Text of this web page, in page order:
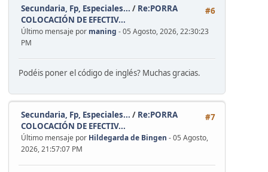
#6
Secundaria, Fp, Especiales... / Re:PORRA
COLOCACIÓN DE EFECTIV...
Último mensaje por maning - 05 Agosto, 2026, 22:30:23
PM
Podéis poner el código de inglés? Muchas gracias.
#7
Secundaria, Fp, Especiales... / Re:PORRA
COLOCACIÓN DE EFECTIV...
Último mensaje por Hildegarda de Bingen - 05 Agosto,
2026, 21:57:07 PM